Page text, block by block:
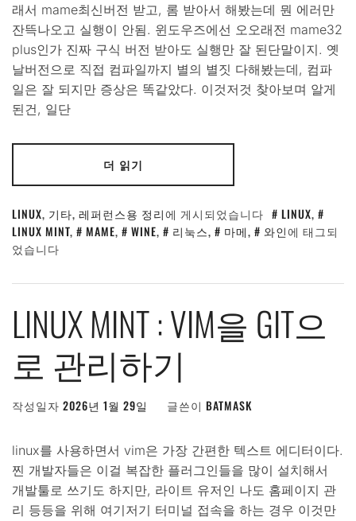
래서 mame최신버전 받고, 롬 받아서 해봤는데 뭔 에러만
잔뜩나오고 실행이 안됨. 윈도우즈에선 오오래전 mame32
plus인가 진짜 구식 버전 받아도 실행만 잘 된단말이지. 옛
날버전으로 직접 컴파일까지 별의 별짓 다해봤는데, 컴파
일은 잘 되지만 증상은 똑같았다. 이것저것 찾아보며 알게
된건, 일단
더 읽기
LINUX, 기타, 레퍼런스용 정리에 게시되었습니다 LINUX,
LINUX MINT, MAME, WINE, 리눅스, 마메, 와인에 태그되
었습니다
LINUX MINT : VIM을 GIT으
로 관리하기
작성일자 2026년 1월 29일 글쓴이 BATMASK
linux를 사용하면서 vim은 가장 간편한 텍스트 에디터이다.
찐 개발자들은 이걸 복잡한 플러그인들을 많이 설치해서
개발툴로 쓰기도 하지만, 라이트 유저인 나도 홈페이지 관
리 등등을 위해 여기저기 터미널 접속을 하는 경우 이것만